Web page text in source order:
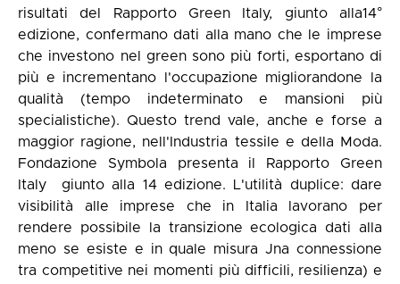
risultati del Rapporto Green Italy, giunto alla14°
edizione, confermano dati alla mano che le imprese
che investono nel green sono più forti, esportano di
più e incrementano l'occupazione migliorandone la
qualità (tempo indeterminato e mansioni più
specialistiche). Questo trend vale, anche e forse a
maggior ragione, nell'Industria tessile e della Moda.
Fondazione Symbola presenta il Rapporto Green
Italy giunto alla 14 edizione. L'utilità duplice: dare
visibilità alle imprese che in Italia lavorano per
rendere possibile la transizione ecologica dati alla
meno se esiste e in quale misura Jna connessione
tra competitive nei momenti più difficili, resilienza) e